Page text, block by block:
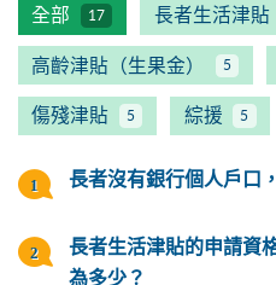
全部 17 長者生活津貼
高齡津貼（生果金） 5
傷殘津貼 5 綜援 5
長者沒有銀行個人戶口
長者生活津貼的申請資
為多少？